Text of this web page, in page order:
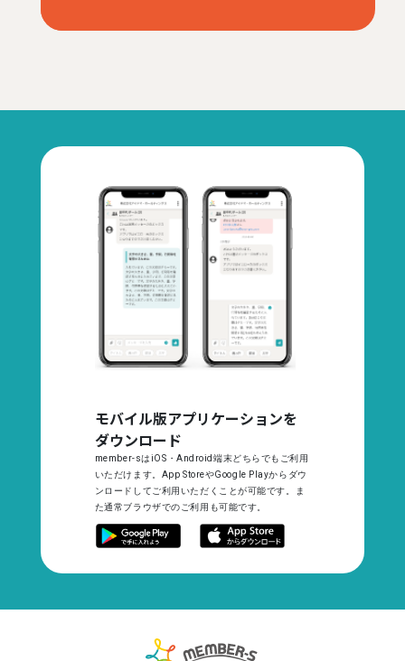
モバイル版アプリケーションを
ダウンロード
member-sはiOS・Android端末どちらでもご利用
いただけます。App StoreやGoogle Playからダウ
ンロードしてご利用いただくことが可能です。ま
た通常ブラウザでのご利用も可能です。